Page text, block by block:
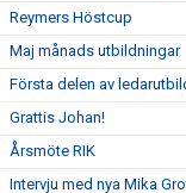
FÖRSÄKRING
FÖRENINGSCERTIFIKAT
Reymers Höstcup
Maj månads utbildningar
Första delen av
Grattis Johan!
Årsmöte RIK
Intervju med nya Mika